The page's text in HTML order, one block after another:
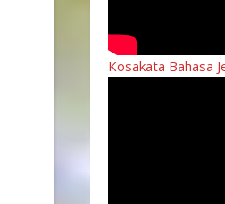
Kosakata Bahasa